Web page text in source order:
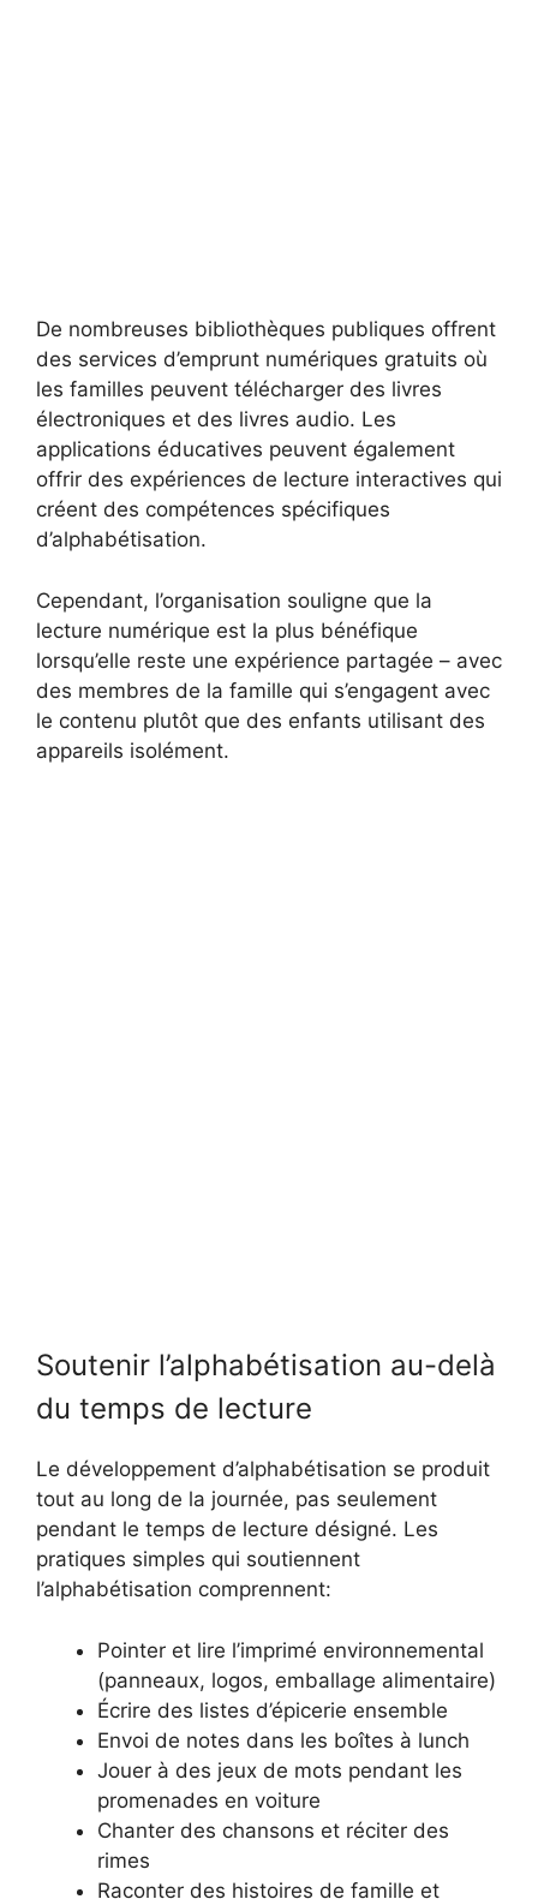
De nombreuses bibliothèques publiques offrent
des services d’emprunt numériques gratuits où
les familles peuvent télécharger des livres
électroniques et des livres audio. Les
applications éducatives peuvent également
offrir des expériences de lecture interactives qui
créent des compétences spécifiques
d’alphabétisation.
Cependant, l’organisation souligne que la
lecture numérique est la plus bénéfique
lorsqu’elle reste une expérience partagée – avec
des membres de la famille qui s’engagent avec
le contenu plutôt que des enfants utilisant des
appareils isolément.
Soutenir l’alphabétisation au-delà
du temps de lecture
Le développement d’alphabétisation se produit
tout au long de la journée, pas seulement
pendant le temps de lecture désigné. Les
pratiques simples qui soutiennent
l’alphabétisation comprennent:
Pointer et lire l’imprimé environnemental
(panneaux, logos, emballage alimentaire)
Écrire des listes d’épicerie ensemble
Envoi de notes dans les boîtes à lunch
Jouer à des jeux de mots pendant les
promenades en voiture
Chanter des chansons et réciter des
rimes
Raconter des histoires de famille et